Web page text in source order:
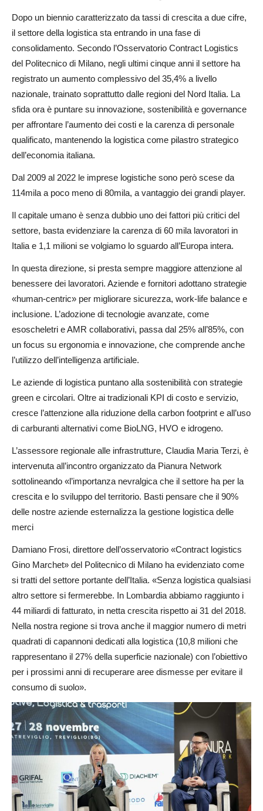
Dopo un biennio caratterizzato da tassi di crescita a due cifre,
il settore della logistica sta entrando in una fase di
consolidamento. Secondo l’Osservatorio Contract Logistics
del Politecnico di Milano, negli ultimi cinque anni il settore ha
registrato un aumento complessivo del 35,4% a livello
nazionale, trainato soprattutto dalle regioni del Nord Italia. La
sfida ora è puntare su innovazione, sostenibilità e governance
per affrontare l’aumento dei costi e la carenza di personale
qualificato, mantenendo la logistica come pilastro strategico
dell’economia italiana.
Dal 2009 al 2022 le imprese logistiche sono però scese da
114mila a poco meno di 80mila, a vantaggio dei grandi player.
Il capitale umano è senza dubbio uno dei fattori più critici del
settore, basta evidenziare la carenza di 60 mila lavoratori in
Italia e 1,1 milioni se volgiamo lo sguardo all’Europa intera.
In questa direzione, si presta sempre maggiore attenzione al
benessere dei lavoratori. Aziende e fornitori adottano strategie
«human-centric» per migliorare sicurezza, work-life balance e
inclusione. L’adozione di tecnologie avanzate, come
esoscheletri e AMR collaborativi, passa dal 25% all’85%, con
un focus su ergonomia e innovazione, che comprende anche
l’utilizzo dell’intelligenza artificiale.
Le aziende di logistica puntano alla sostenibilità con strategie
green e circolari. Oltre ai tradizionali KPI di costo e servizio,
cresce l’attenzione alla riduzione della carbon footprint e all’uso
di carburanti alternativi come BioLNG, HVO e idrogeno.
L’assessore regionale alle infrastrutture, Claudia Maria Terzi, è
intervenuta all’incontro organizzato da Pianura Network
sottolineando «l’importanza nevralgica che il settore ha per la
crescita e lo sviluppo del territorio. Basti pensare che il 90%
delle nostre aziende esternalizza la gestione logistica delle
merci
Damiano Frosi, direttore dell’osservatorio «Contract logistics
Gino Marchet» del Politecnico di Milano ha evidenziato come
si tratti del settore portante dell’Italia. «Senza logistica qualsiasi
altro settore si fermerebbe. In Lombardia abbiamo raggiunto i
44 miliardi di fatturato, in netta crescita rispetto ai 31 del 2018.
Nella nostra regione si trova anche il maggior numero di metri
quadrati di capannoni dedicati alla logistica (10,8 milioni che
rappresentano il 27% della superficie nazionale) con l’obiettivo
per i prossimi anni di recuperare aree dismesse per evitare il
consumo di suolo».